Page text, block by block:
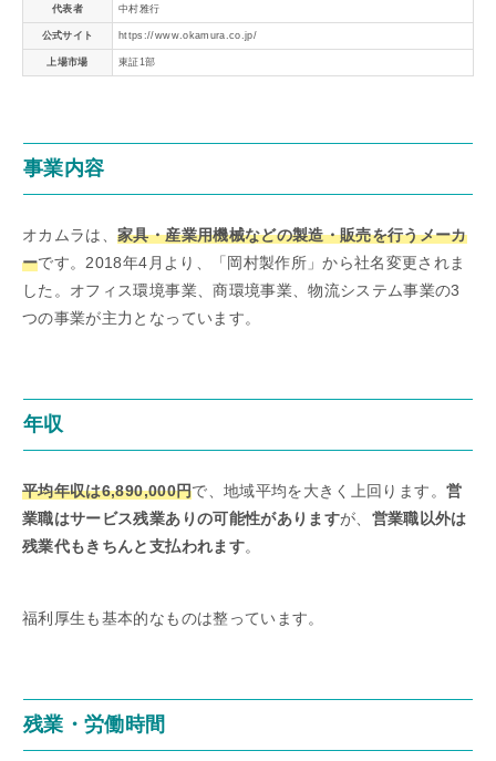
代表者 中村雅行
公式サイト https://www.okamura.co.jp/
上場市場 東証1部
事業内容
オカムラは、家具・産業用機械などの製造・販売を行うメーカ
ーです。2018年4月より、「岡村製作所」から社名変更されま
した。オフィス環境事業、商環境事業、物流システム事業の3
つの事業が主力となっています。
年収
平均年収は6,890,000円で、地域平均を大きく上回ります。 営
業職はサービス残業ありの可能性がありますが、 営業職以外は
残業代もきちんと支払われます。
福利厚生も基本的なものは整っています。
残業・労働時間